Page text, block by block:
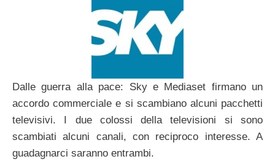
Dalle guerra alla pace: Sky e Mediaset firmano un
accordo commerciale e si scambiano alcuni pacchetti
televisivi. I due colossi della televisioni si sono
scambiati alcuni canali, con reciproco interesse. A
guadagnarci saranno entrambi.